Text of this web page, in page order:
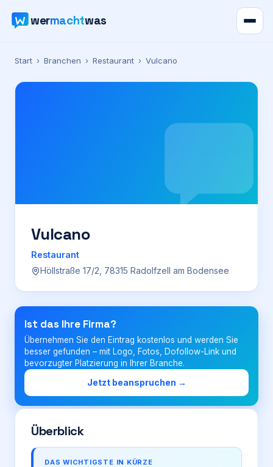
wermachtwas
Verzeichnis
Karte
Preise
Für Firmen
Login
Firma eintragen
Start › Branchen › Restaurant › Vulcano
Vulcano
Restaurant
Höllstraße 17/2, 78315 Radolfzell am Bodensee
Ist das Ihre Firma?
Übernehmen Sie den Eintrag kostenlos und werden Sie
besser gefunden – mit Logo, Fotos, Dofollow-Link und
bevorzugter Platzierung in Ihrer Branche.
Jetzt beanspruchen →
Überblick
DAS WICHTIGSTE IN KÜRZE